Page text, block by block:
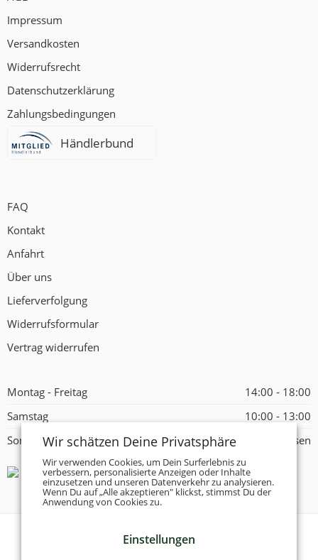
Impressum
Versandkosten
Widerrufsrecht
Datenschutzerklärung
Zahlungsbedingungen
Händlerbund
FAQ
Kontakt
Anfahrt
Über uns
Lieferverfolgung
Widerrufsformular
Vertrag widerrufen
Montag - Freitag
14:00 - 18:00
Samstag
10:00 - 13:00
Sonntag
Geschlossen
Tanzschuhe Otto München e.K.
Wir schätzen Deine Privatsphäre
Wir verwenden Cookies, um Dein Surferlebnis zu
verbessern, personalisierte Anzeigen oder Inhalte
einzusetzen und unseren Datenverkehr zu analysieren.
Wenn Du auf „Alle akzeptieren" klickst, stimmst Du der
Anwendung von Cookies zu.
Einstellungen